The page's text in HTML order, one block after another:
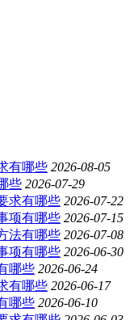
有哪些 2026-08-05
些 2026-07-29
求有哪些 2026-07-22
项有哪些 2026-07-15
法有哪些 2026-07-08
项有哪些 2026-06-30
哪些 2026-06-24
有哪些 2026-06-17
哪些 2026-06-10